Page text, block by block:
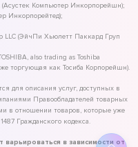
(Асустек Компьютер Инкорпорейшн);
Инкорпорейтед);
LLC (ЭйчПи Хьюлетт Паккард Груп
also trading as Toshiba
как Тосиба Корпорейшн).
для описания услуг, доступных в
Правообладателей товарных
в отношении товаров, которые уже
Гражданского кодекса.
в зависимости от